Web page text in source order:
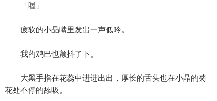
「喔」
疲软的小晶嘴里发出一声低吟。
我的鸡巴也颤抖了下。
大黑手指在花蕊中进进出出，厚长的舌头也在小晶的菊
花处不停的舔吸。